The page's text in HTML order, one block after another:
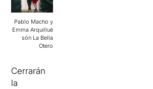
Pablo Macho y
Emma Arquillué
són La Bella
Otero
Cerrarán
la